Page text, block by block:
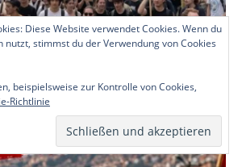
Diese Website verwendet Cookies. Wenn du
nutzt, stimmst du der Verwendung von Cookies
beispielsweise zur Kontrolle von Cookies,
Richtlinie